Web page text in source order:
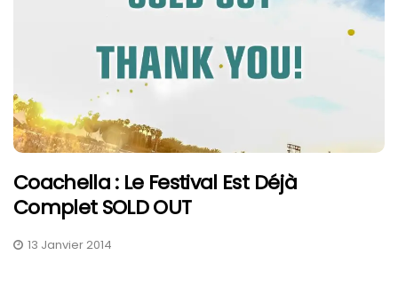
Coachella : Le Festival Est Déjà
Complet SOLD OUT
13 Janvier 2014